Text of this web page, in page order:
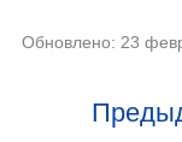
Обновлено: 23